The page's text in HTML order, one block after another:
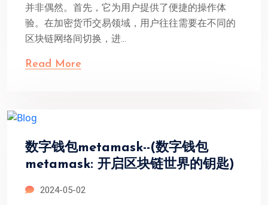
并非偶然。首先，它为用户提供了便捷的操作体
验。在加密货币交易领域，用户往往需要在不同的
区块链网络间切换，进...
Read More
数字钱包metamask--(数字钱包
metamask: 开启区块链世界的钥匙)
2024-05-02